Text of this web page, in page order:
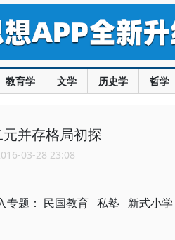
教育学 文学 历史学 哲学
并存格局初探
03-28 23:08
专题： 民国教育 私塾 新式小学